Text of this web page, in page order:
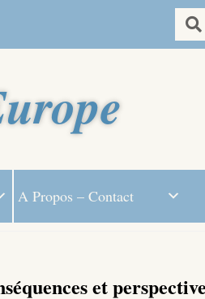
A Propos – Contact
et